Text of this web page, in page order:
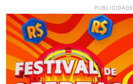
PUBLICIDADE